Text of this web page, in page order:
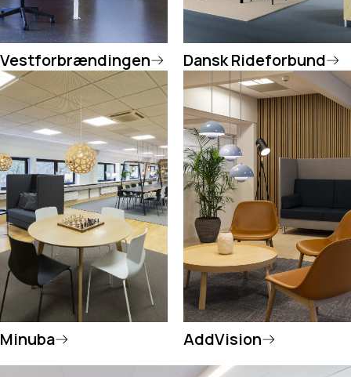
Vestforbrændingen Dansk Rideforbund
Minuba AddVision